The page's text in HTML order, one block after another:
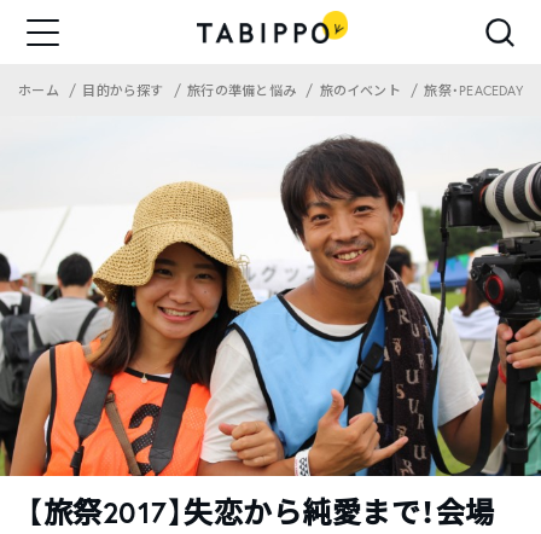
ホーム 目的から探す 旅行の準備と悩み 旅のイベント 旅祭・PEACEDAY
【旅祭2017】失恋から純愛まで！会場